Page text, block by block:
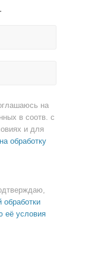
на
в соотв. с
и для
обработку
обработки
её условия